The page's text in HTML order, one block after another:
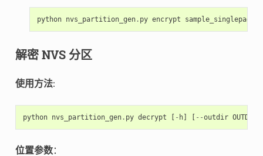
python nvs_partition_gen. py encrypt
解密 NVS 分区
使用方法:
python nvs_partition_gen. py decrypt [ - h] [ --outdir OUTDIR
位置参数：